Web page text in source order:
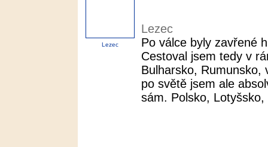
Lezec
Lezec
Po válce byly zavřené
Cestoval jsem tedy v
Bulharsko, Rumunsko,
po světě jsem ale
sám. Polsko,